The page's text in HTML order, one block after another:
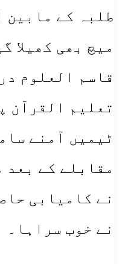
طلبہ کے مابین
میچ بھی کھیلا
قاسم العلوم
تعلیم القرآن
ٹیمیں آمنے
مقابلے کے بعد
نے کامیابی
نے خوب سراہا۔